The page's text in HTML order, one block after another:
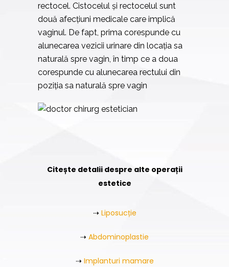
rectocel. Cistocelul și rectocelul sunt
două afecțiuni medicale care implică
vaginul. De fapt, prima corespunde cu
alunecarea vezicii urinare din locația sa
naturală spre vagin, în timp ce a doua
corespunde cu alunecarea rectului din
poziția sa naturală spre vagin
Citește detalii despre alte operații
estetice
⇢ Liposucție
⇢ Abdominoplastie
⇢ Implanturi mamare